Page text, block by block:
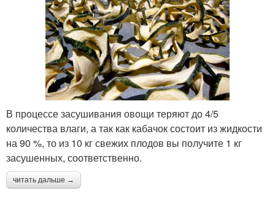
В процессе засушивания овощи теряют до 4/5
количества влаги, а так как кабачок состоит из жидкости
на 90 %, то из 10 кг свежих плодов вы получите 1 кг
засушенных, соответственно.
читать дальше →